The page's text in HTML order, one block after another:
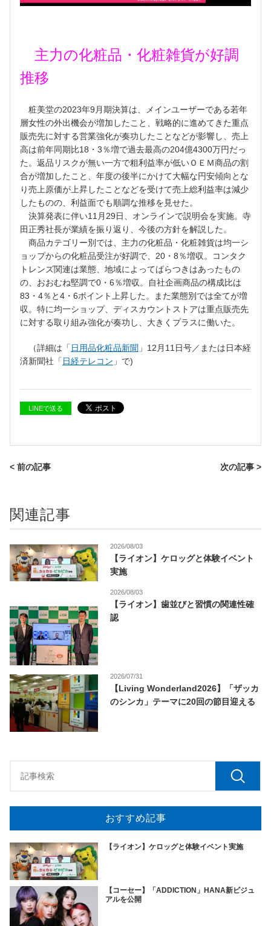
主力の化粧品・化粧雑貨が好調
推移
粧美堂の2023年9月期決算は、メインユーザーである若年
層女性の外出機会が増加したこと、戦略的に進めてきた重点
販売先に対する営業強化が奏功したことなどが影響し、売上
高は前年同期比18・3％増で過去最高の204億4300万円だっ
た。返品リスクが無い一方で粗利益率が低いＯＥＭ商品の割
合が増加したこと、年度の後半にかけて大幅な円安傾向とな
り売上原価が上昇したことなどを受けて売上総利益率は減少
したものの、利益面でも順調な推移を見せた。
決算発表に伴い11月29日、オンラインで説明会を実施。寺
田正秀社長が業績を振り返り、今後の方針を解説した。
商品カテゴリー別では、主力の化粧品・化粧雑貨は均一シ
ョップからの化粧品受注が好調で、20・8％増収。コンタク
トレンズ関連は業態、地域によってばらつきはあったもの
の、おおむね堅調で0・6％増収。自社企画商品の構成比は
83・4％と4・6ポイント上昇した。また業態別では全てが増
収。特に均一ショップ、ディスカウントストアは重点販売先
に対する取り組み強化が奏功し、大きくプラスに働いた。
（詳細は「 日用品化粧品新聞 」12月11日号／または日本経
済新聞社「 日経テレコン 」で)
LINEで送る
< 前の記事 次の記事 >
関連記事
2026/08/03
【ライオン】ケロッグと体験イベント
実施
2026/08/03
【ライオン】歯並びと習慣の関連性確
認
2026/07/31
【Living Wonderland2026】「ザッカ
のシンカ」テーマに20回の節目迎える
おすすめ記事
【ライオン】ケロッグと体験イベント実施
【コーセー】「ADDICTION」HANA新ビジュ
アルを公開